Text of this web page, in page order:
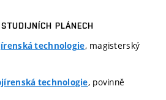
PLÁNECH
technologie, magisterský
technologie, povinně